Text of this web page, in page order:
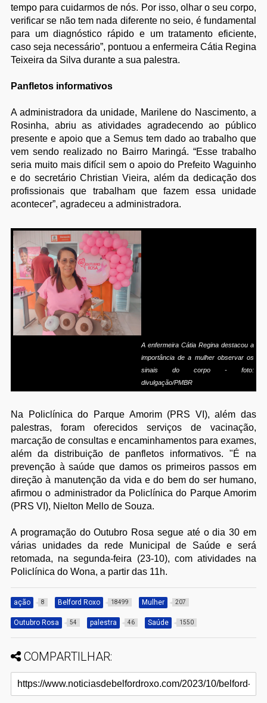
tempo para cuidarmos de nós. Por isso, olhar o seu corpo,
verificar se não tem nada diferente no seio, é fundamental
para um diagnóstico rápido e um tratamento eficiente,
caso seja necessário”, pontuou a enfermeira Cátia Regina
Teixeira da Silva durante a sua palestra.
Panfletos informativos
A administradora da unidade, Marilene do Nascimento, a
Rosinha, abriu as atividades agradecendo ao público
presente e apoio que a Semus tem dado ao trabalho que
vem sendo realizado no Bairro Maringá. “Esse trabalho
seria muito mais difícil sem o apoio do Prefeito Waguinho
e do secretário Christian Vieira, além da dedicação dos
profissionais que trabalham que fazem essa unidade
acontecer”, agradeceu a administradora.
A enfermeira Cátia Regina destacou a
importância de a mulher observar os
sinais do corpo - foto:
divulgação/PMBR
Na Policlínica do Parque Amorim (PRS VI), além das
palestras, foram oferecidos serviços de vacinação,
marcação de consultas e encaminhamentos para exames,
além da distribuição de panfletos informativos. "É na
prevenção à saúde que damos os primeiros passos em
direção à manutenção da vida e do bem do ser humano,
afirmou o administrador da Policlínica do Parque Amorim
(PRS VI), Nielton Mello de Souza.
A programação do Outubro Rosa segue até o dia 30 em
várias unidades da rede Municipal de Saúde e será
retomada, na segunda-feira (23-10), com atividades na
Policlínica do Wona, a partir das 11h.
ação 8 Belford Roxo 18499 Mulher 207
Outubro Rosa 54 palestra 46 Saúde 1550
COMPARTILHAR: